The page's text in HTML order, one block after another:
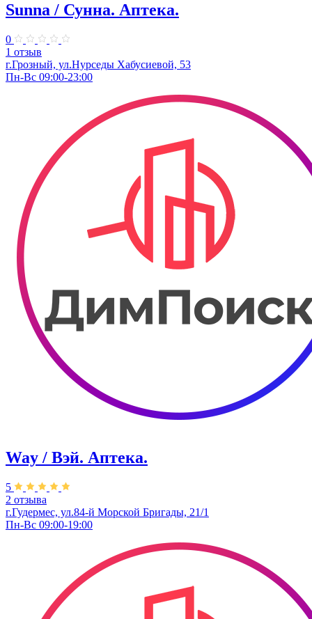
Sunna / Сунна. Аптека.
0
1 отзыв
г.Грозный, ул.Нурседы Хабусиевой, 53
Пн-Вс 09:00-23:00
Way / Вэй. Аптека.
5
2 отзыва
г.Гудермес, ул.84-й Морской Бригады, 21/1
Пн-Вс 09:00-19:00